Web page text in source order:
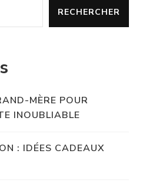
RECHERCHER
MÈRE POUR
INOUBLIABLE
: IDÉES CADEAUX